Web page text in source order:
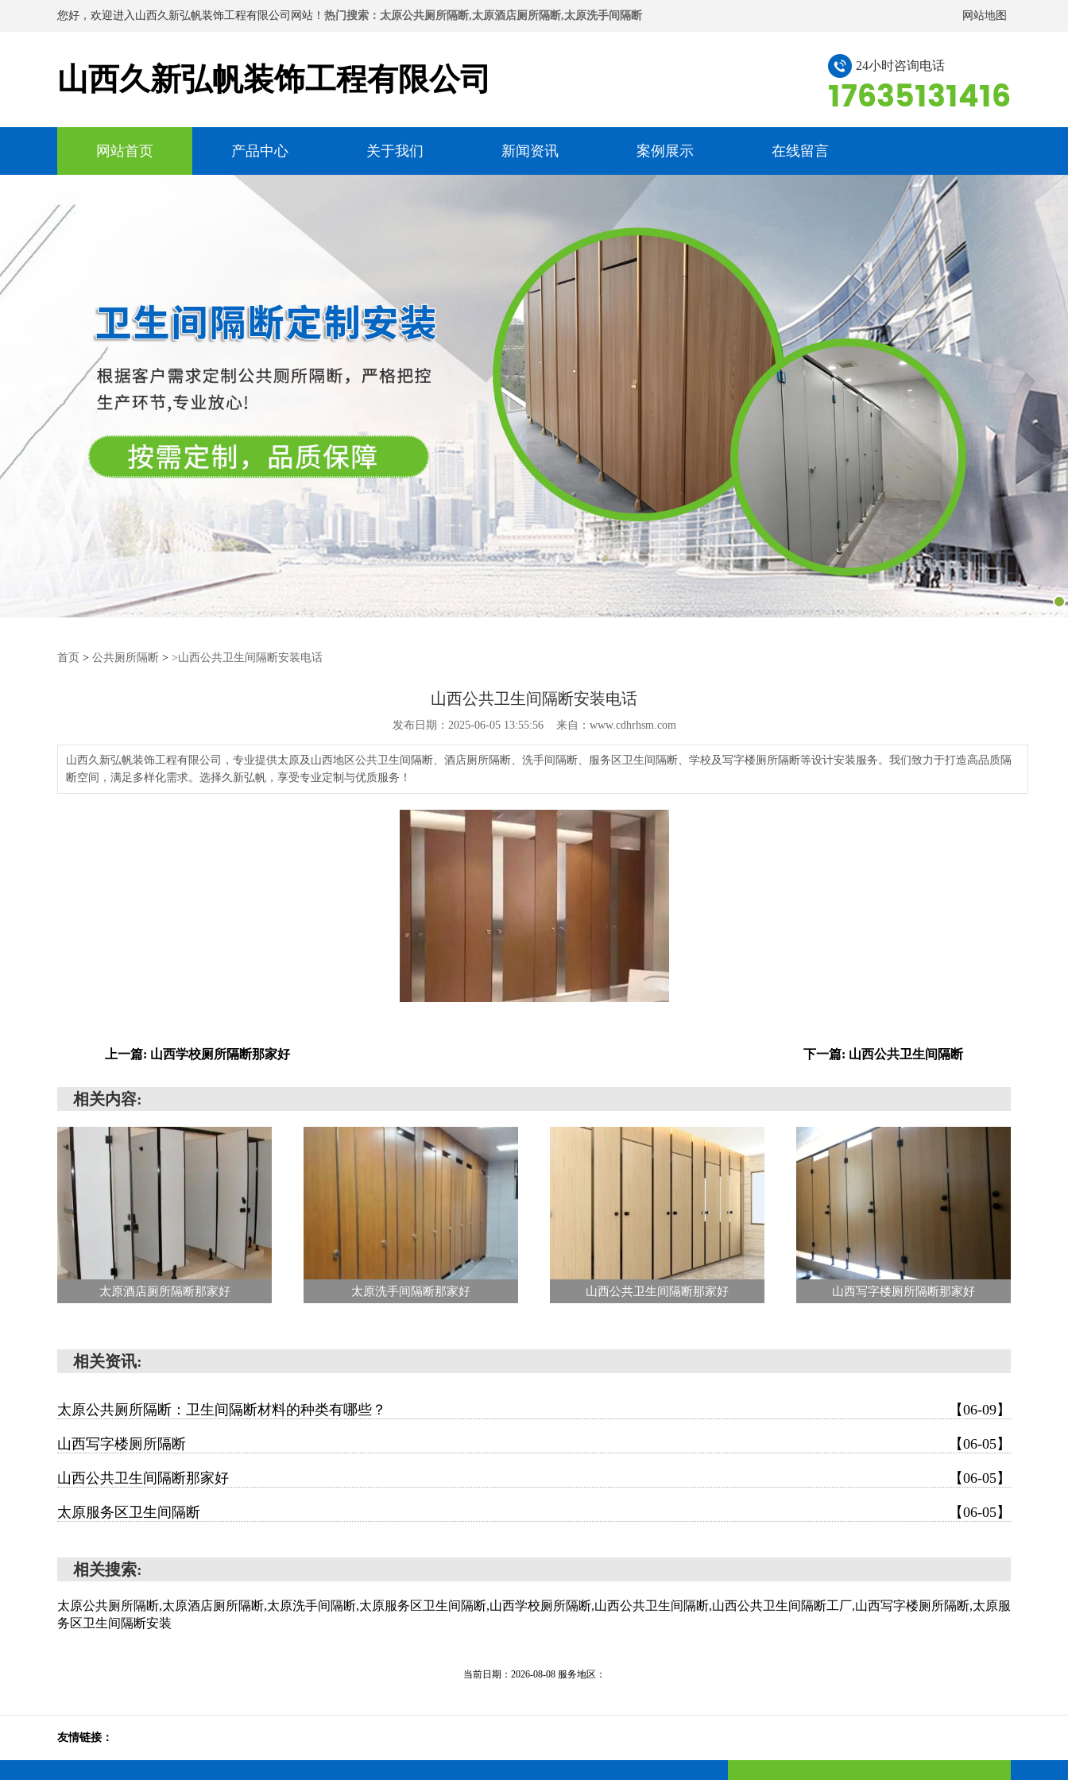
您好，欢迎进入山西久新弘帆装饰工程有限公司网站！ 热门搜索：太原公共厕所隔断,太原酒店厕所隔断,太原洗手间隔断 网站地图
山西久新弘帆装饰工程有限公司 24小时咨询电话
17635131416
网站首页 产品中心 关于我们 新闻资讯 案例展示 在线留言
首页 > 公共厕所隔断 > >山西公共卫生间隔断安装电话
山西公共卫生间隔断安装电话
发布日期：2025-06-05 13:55:56 来自：www.cdhrhsm.com
山西久新弘帆装饰工程有限公司，专业提供太原及山西地区公共卫生间隔断、酒店厕所隔断、洗手间隔断、服务区卫生间隔断、学校及写字楼厕所隔断等设计安装服务。我们致力于打造高品质隔
断空间，满足多样化需求。选择久新弘帆，享受专业定制与优质服务！
上一篇: 山西学校厕所隔断那家好 下一篇: 山西公共卫生间隔断
相关内容:
太原酒店厕所隔断那家好 太原洗手间隔断那家好 山西公共卫生间隔断那家好 山西写字楼厕所隔断那家好
相关资讯:
太原公共厕所隔断：卫生间隔断材料的种类有哪些？ 【06-09】
山西写字楼厕所隔断 【06-05】
山西公共卫生间隔断那家好 【06-05】
太原服务区卫生间隔断 【06-05】
相关搜索:
太原公共厕所隔断,太原酒店厕所隔断,太原洗手间隔断,太原服务区卫生间隔断,山西学校厕所隔断,山西公共卫生间隔断,山西公共卫生间隔断工厂,山西写字楼厕所隔断,太原服
务区卫生间隔断安装
当前日期：2026-08-08 服务地区：
友情链接：